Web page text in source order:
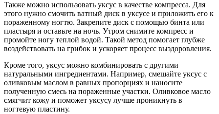
Также можно использовать уксус в качестве компресса. Для
этого нужно смочить ватный диск в уксусе и приложить его к
пораженному ногтю. Закрепите диск с помощью бинта или
пластыря и оставьте на ночь. Утром снимите компресс и
промойте ногу теплой водой. Такой метод помогает глубже
воздействовать на грибок и ускоряет процесс выздоровления.
Кроме того, уксус можно комбинировать с другими
натуральными ингредиентами. Например, смешайте уксус с
оливковым маслом в равных пропорциях и наносите
полученную смесь на пораженные участки. Оливковое масло
смягчит кожу и поможет уксусу лучше проникнуть в
ногтевую пластину.